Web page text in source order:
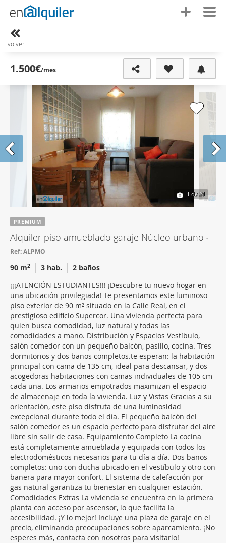
volver
1.500€/mes
1 de 21
PREMIUM
Alquiler piso amueblado garaje Núcleo urbano
Ref: ALPMO
90 m2 3 hab.
2 baños
¡¡¡ATENCIÓN ESTUDIANTES!!! ¡Descubre tu nuevo hogar en
una ubicación privilegiada! Te presentamos este luminoso
piso exterior de 90 m² situado en la Calle Real, en el
prestigioso edificio Supercor. Una vivienda perfecta para
quien busca comodidad, luz natural y todas las
comodidades a mano. Distribución y Espacios Vestíbulo,
salón comedor con un pequeño balcón, pasillo, cocina. Tres
dormitorios y dos baños completos.te esperan: la habitación
principal con cama de 135 cm, ideal para descansar, y dos
acogedoras habitaciones con camas individuales de 105 cm
cada una. Los armarios empotrados maximizan el espacio
de almacenaje en toda la vivienda. Luz y Vistas Gracias a su
orientación, este piso disfruta de una luminosidad
excepcional durante todo el día. El pequeño balcón del
salón comedor es un espacio perfecto para disfrutar del aire
libre sin salir de casa. Equipamiento Completo La cocina
está completamente amueblada y equipada con todos los
electrodomésticos necesarios para tu día a día. Dos baños
completos: uno con ducha ubicado en el vestíbulo y otro con
bañera para mayor confort. El sistema de calefacción por
gas natural garantiza tu bienestar en cualquier estación.
Comodidades Extras La vivienda se encuentra en la primera
planta con acceso por ascensor, lo que facilita la
accesibilidad. ¡Y lo mejor! Incluye una plaza de garaje en el
precio, eliminando preocupaciones sobre aparcamiento. ¡No
esperes más, contacta con nosotros para visitarlo!